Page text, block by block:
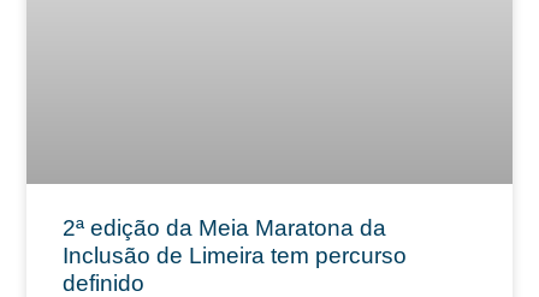
2ª edição da Meia Maratona da
Inclusão de Limeira tem percurso
definido